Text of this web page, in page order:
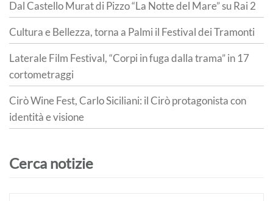
Dal Castello Murat di Pizzo “La Notte del Mare” su Rai 2
Cultura e Bellezza, torna a Palmi il Festival dei Tramonti
Laterale Film Festival, “Corpi in fuga dalla trama” in 17
cortometraggi
Cirò Wine Fest, Carlo Siciliani: il Cirò protagonista con
identità e visione
Cerca notizie